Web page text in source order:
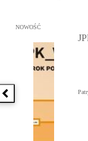
Poprzednia książka
Przejdź do:
NOWOŚĆ